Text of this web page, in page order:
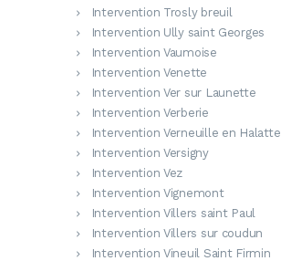
Intervention Trosly breuil
Intervention Ully saint Georges
Intervention Vaumoise
Intervention Venette
Intervention Ver sur Launette
Intervention Verberie
Intervention Verneuille en Halatte
Intervention Versigny
Intervention Vez
Intervention Vignemont
Intervention Villers saint Paul
Intervention Villers sur coudun
Intervention Vineuil Saint Firmin